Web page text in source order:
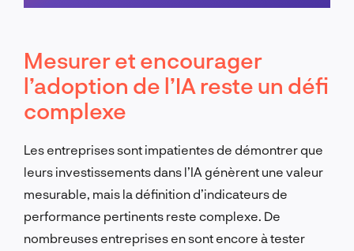
Planifier un appel
Mesurer et encourager
l’adoption de l’IA reste un défi
complexe
Les entreprises sont impatientes de démontrer que
leurs investissements dans l’IA génèrent une valeur
mesurable, mais la définition d’indicateurs de
performance pertinents reste complexe. De
nombreuses entreprises en sont encore à tester